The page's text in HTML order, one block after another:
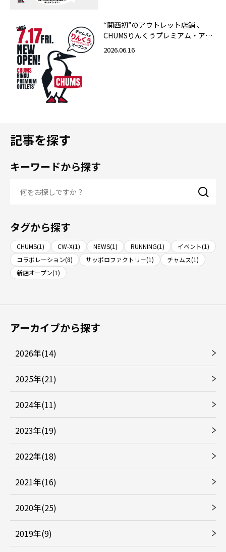
“関西初”のアウトレット店舗 、
CHUMSりんくうプレミアム・アウ
トレット店 2026年7月17日（金）
2026.06.16
記事を探す
キーワードから探す
タグから探す
CHUMS(1) CW-X(1) NEWS(1) RUNNING(1)
イベント(1)
コラボレーション(8)
サッポロファクトリー(1)
チャムス(1)
新店オープン(1)
アーカイブから探す
2026年(14)
2025年(21)
2024年(11)
2023年(19)
2022年(18)
2021年(16)
2020年(25)
2019年(9)